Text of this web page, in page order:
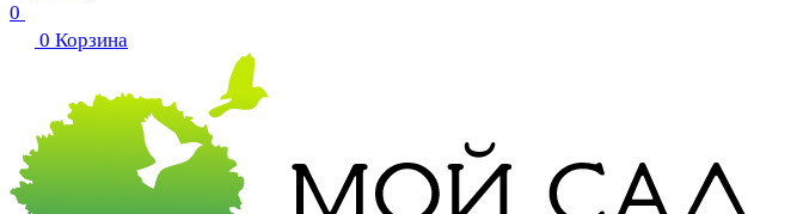
0
0 Корзина